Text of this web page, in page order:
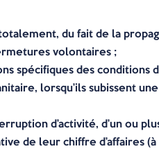
du fait de la
volontaires ;
spécifiques des conditions
lorsqu’ils subissent
d’activité, d’un ou
de leur chiffre d’affaires